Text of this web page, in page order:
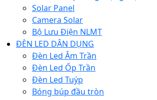
Solar Panel
Camera Solar
Bộ Lưu Điện NLMT
ĐÈN LED DÂN DỤNG
Đèn Led Âm Trần
Đèn Led Ốp Trần
Đèn Led Tuýp
Bóng búp đầu tròn